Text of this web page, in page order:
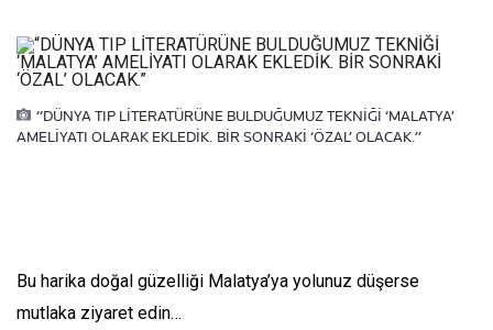
“DÜNYA TIP LİTERATÜRÜNE BULDUĞUMUZ TEKNİĞİ ‘MALATYA’
AMELİYATI OLARAK EKLEDİK. BİR SONRAKİ ‘ÖZAL’ OLACAK.”
Bu harika doğal güzelliği Malatya’ya yolunuz düşerse
mutlaka ziyaret edin…